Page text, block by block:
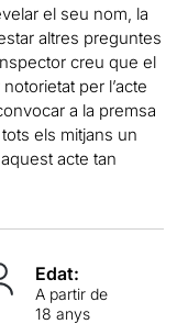
el seu nom, la
altres preguntes
creu que el
per l’acte
a la premsa
els mitjans un
acte tan
Edat:
A partir de
18 anys